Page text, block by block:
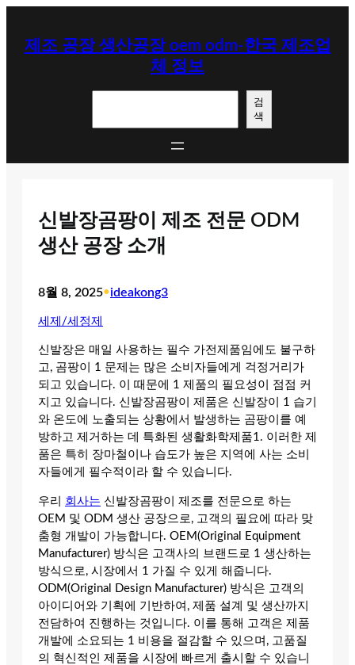
제조 공장 생산공장 oem odm-한국 제조업
체 정보
검
색
신발장곰팡이 제조 전문 ODM
생산 공장 소개
8월 8, 2025•ideakong3
세제/세정제
신발장은 매일 사용하는 필수 가전제품임에도 불구하
고, 곰팡이 1 문제는 많은 소비자들에게 걱정거리가
되고 있습니다. 이 때문에 1 제품의 필요성이 점점 커
지고 있습니다. 신발장곰팡이 제품은 신발장이 1 습기
와 온도에 노출되는 상황에서 발생하는 곰팡이를 예
방하고 제거하는 데 특화된 생활화학제품1. 이러한 제
품은 특히 장마철이나 습도가 높은 지역에 사는 소비
자들에게 필수적이라 할 수 있습니다.
우리 회사는 신발장곰팡이 제조를 전문으로 하는
OEM 및 ODM 생산 공장으로, 고객의 필요에 따라 맞
춤형 개발이 가능합니다. OEM(Original Equipment
Manufacturer) 방식은 고객사의 브랜드로 1 생산하는
방식으로, 시장에서 1 가질 수 있게 해줍니다.
ODM(Original Design Manufacturer) 방식은 고객의
아이디어와 기획에 기반하여, 제품 설계 및 생산까지
전담하여 진행하는 것입니다. 이를 통해 고객은 제품
개발에 소요되는 1 비용을 절감할 수 있으며, 고품질
의 혁신적인 제품을 시장에 빠르게 출시할 수 있습니